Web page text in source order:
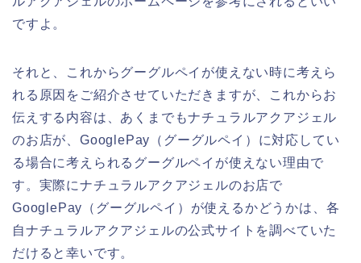
ですよ。
それと、これからグーグルペイが使えない時に考えら
れる原因をご紹介させていただきますが、これからお
伝えする内容は、あくまでもナチュラルアクアジェル
のお店が、GooglePay（グーグルペイ）に対応してい
る場合に考えられるグーグルペイが使えない理由で
す。実際にナチュラルアクアジェルのお店で
GooglePay（グーグルペイ）が使えるかどうかは、各
自ナチュラルアクアジェルの公式サイトを調べていた
だけると幸いです。